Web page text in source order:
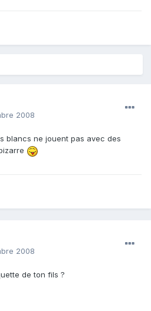
2008
blancs ne jouent pas avec des
2008
de ton fils ?